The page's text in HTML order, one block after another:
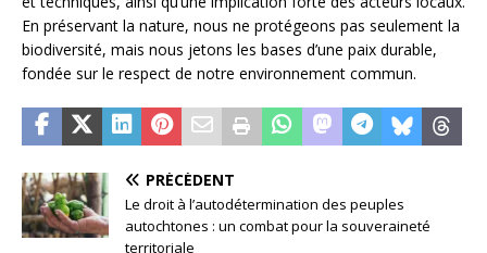
En préservant la nature, nous ne protégeons pas seulement la
biodiversité, mais nous jetons les bases d’une paix durable,
fondée sur le respect de notre environnement commun.
PRÉCÉDENT
Le droit à l’autodétermination des peuples
autochtones : un combat pour la souveraineté
territoriale